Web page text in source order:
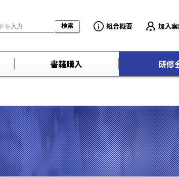
組合概要 加入
書籍購入 研修